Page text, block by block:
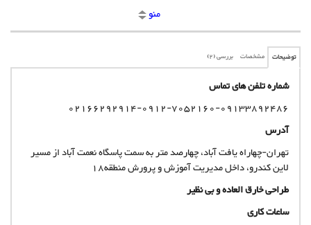
منو
توضیحات مشخصات بررسی (2)
شماره تلفن های تماس
02166292914-0912-7052160-09133892486
آدرس
تهران-چهاراه یافت آباد، چهارصد متر به سمت پاسگاه نعمت آباد از مسیر
لاین کندرو، داخل مدیریت آموزش و پرورش منطقه18
طراحی خارق العاده و بی نظیر
ساعات کاری